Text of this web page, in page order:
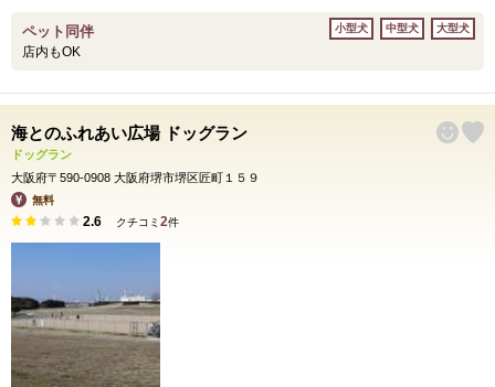
ペット同伴
店内もOK
小型犬 中型犬 大型犬
海とのふれあい広場 ドッグラン
ドッグラン
大阪府〒590-0908 大阪府堺市堺区匠町１５９
無料
2.6 クチコミ 2件